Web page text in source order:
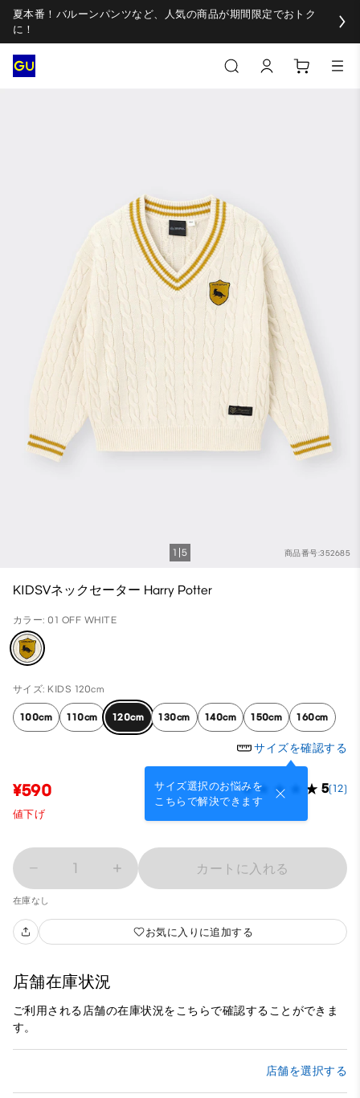
夏本番！バルーンパンツなど、人気の商品が期間限定でおトク
に！
商品番号:352685
1 5
KIDSVネックセーター Harry Potter
カラー: 01 OFF WHITE
サイズ: KIDS 120cm
100cm 110cm 120cm 130cm 140cm 150cm 160cm
サイズを確認する
サイズ選択のお悩みを
こちらで解決できます
¥590 5(12)
値下げ
1 カートに入れる
在庫なし
お気に入りに追加する
店舗在庫状況
ご利用される店舗の在庫状況をこちらで確認することができま
す。
店舗を選択する